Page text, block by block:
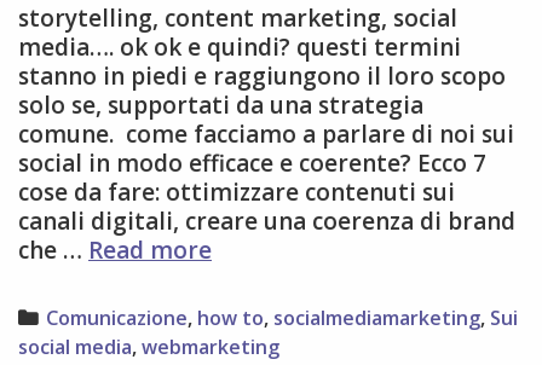
storytelling, content marketing, social
media…. ok ok e quindi? questi termini
stanno in piedi e raggiungono il loro scopo
solo se, supportati da una strategia
comune. come facciamo a parlare di noi sui
social in modo efficace e coerente? Ecco 7
cose da fare: ottimizzare contenuti sui
canali digitali, creare una coerenza di brand
che … Read more7
da
fare
Categories
Comunicazione, how to, socialmediamarketing, Sui
social media,webmarketing